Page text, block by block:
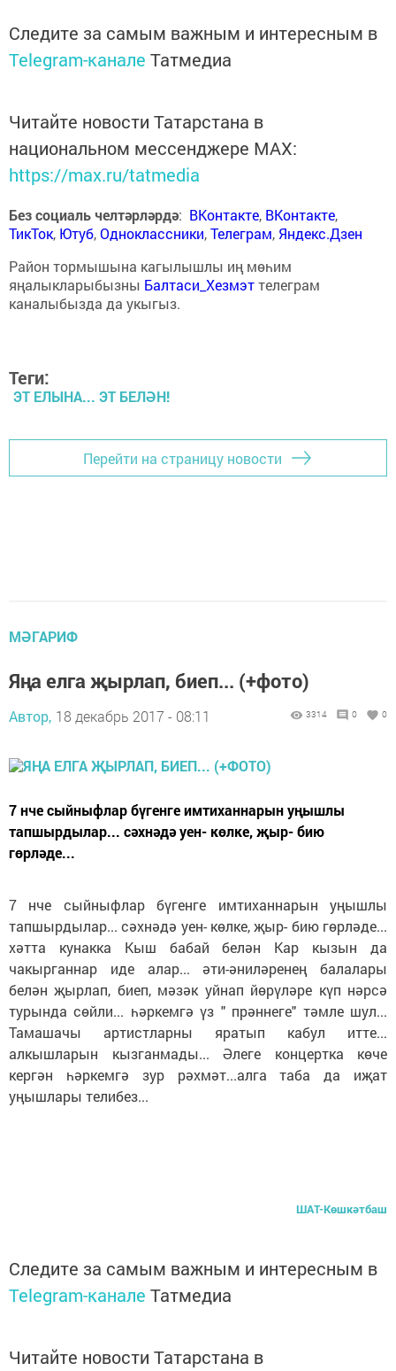
Следите за самым важным и интересным в
Telegram-канале Татмедиа
Читайте новости Татарстана в
национальном мессенджере MАХ:
https://max.ru/tatmedia
Без социаль челтәрләрдә: ВКонтакте, ВКонтакте,
ТикТок, Ютуб,Одноклассники,Телеграм, Яндекс.Дзен
Район тормышына кагылышлы иң мөһим
яңалыкларыбызны Балтаси_Хезмэттелеграм
каналыбызда да укыгыз.
Теги:
ЭТ ЕЛЫНА... ЭТ БЕЛӘН!
Перейти на страницу новости
МӘГАРИФ
Яңа елга җырлап, биеп... (+фото)
Автор, 18 декабрь 2017 - 08:11 3314 0 0
7 нче сыйныфлар бүгенге имтиханнарын уңышлы
тапшырдылар... сәхнәдә уен- көлке, җыр- бию
гөрләде...
7 нче сыйныфлар бүгенге имтиханнарын уңышлы
тапшырдылар... сәхнәдә уен- көлке, җыр- бию гөрләде...
хәтта кунакка Кыш бабай белән Кар кызын да
чакырганнар иде алар... әти-әниләренең балалары
белән җырлап, биеп, мәзәк уйнап йөрүләре күп нәрсә
турында сөйли... һәркемгә үз " прәннеге" тәмле шул...
Тамашачы артистларны яратып кабул итте...
алкышларын кызганмады... Әлеге концертка көче
кергән һәркемгә зур рәхмәт...алга таба да иҗат
уңышлары телибез...
ШАТ-Көшкәтбаш
Следите за самым важным и интересным в
Telegram-канале Татмедиа
Читайте новости Татарстана в